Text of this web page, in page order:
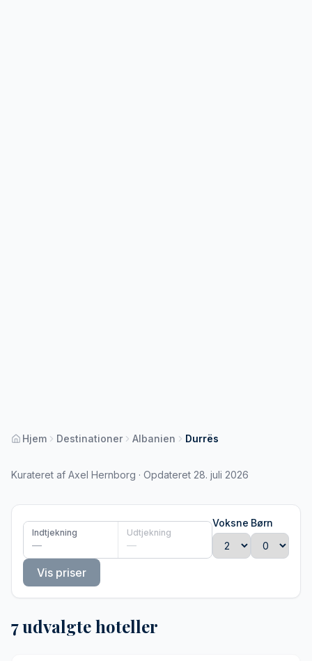
Hjem Destinationer Albanien Durrës
Kurateret af Axel Hernborg · Opdateret 28. juli 2026
Indtjekning
—
Udtjekning
—
Voksne Børn
Vis priser
7 udvalgte hoteller